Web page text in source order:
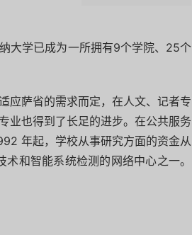
大学已成为一所拥有9个学院、25个
应萨省的需求而定，在人文、记者专
业也得到了长足的进步。在公共服务
年起，学校从事研究方面的资金从
和智能系统检测的网络中心之一。